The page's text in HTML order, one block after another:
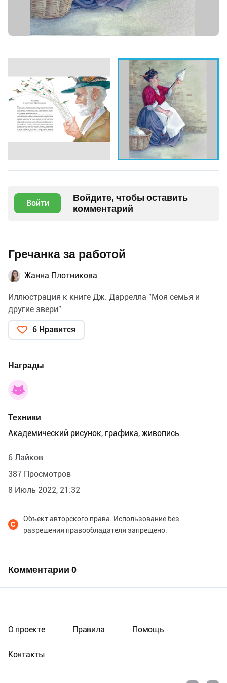
Войти
Войдите, чтобы оставить
комментарий
Гречанка за работой
Жанна Плотникова
Иллюстрация к книге Дж. Даррелла "Моя семья и
другие звери"
6 Нравится
Награды
Техники
Академический рисунок, графика, живопись
6 Лайков
387 Просмотров
8 Июль 2022, 21:32
Объект авторского права. Использование без
разрешения правообладателя запрещено.
Комментарии 0
О проекте Правила Помощь
Контакты